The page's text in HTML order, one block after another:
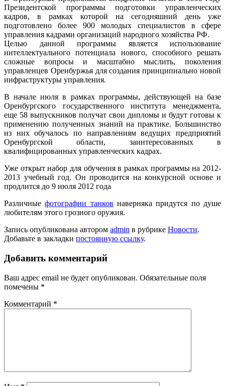
Президентской программы подготовки управленческих
кадров, в рамках которой на сегодняшний день уже
подготовлено более 900 молодых специалистов в сфере
управления кадрами организаций народного хозяйства РФ.
Целью данной программы является использование
интеллектуального потенциала нового, способного решать
сложные вопросы и масштабно мыслить, поколения
управленцев Оренбуржья для создания принципиально новой
инфраструктуры управления.
В начале июля в рамках программы, действующей на базе
Оренбургского государственного института менеджмента,
еще 58 выпускников получат свои дипломы и будут готовы к
применению полученных знаний на практике. Большинство
из них обучалось по направлениям ведущих предприятий
Оренбургской области, заинтересованных в
квалифицированных управленческих кадрах.
Уже открыт набор для обучения в рамках программы на 2012-
2013 учебный год. Он проводится на конкурсной основе и
продлится до 9 июля 2012 года
Различныефотографии танков наверняка придутся по душе
любителям этого грозного оружия.
Запись опубликована автором admin в рубрике Новости.
Добавьте в закладки постоянную ссылку.
Добавить комментарий
Ваш адрес email не будет опубликован. Обязательные поля
помечены *
Комментарий *